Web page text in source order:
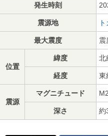
発生時刻
震源地
最大震度 震
位置
緯度 北
経度 東
震源
マグニチュード
深さ 約